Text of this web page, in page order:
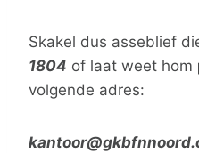
Skakel dus asseblief
1804 of laat weet hom
volgende adres: